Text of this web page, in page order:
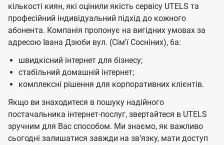
кількості киян, які оцінили якість сервісу UTELS та
професійний індивідуальний підхід до кожного
абонента. Компанія пропонує на вигідних умовах за
адресою Івана Дзюби вул. (Сім'ї Сосніних), 6а:
швидкісний інтернет для бізнесу;
стабільний домашній інтернет;
комплексні рішення для корпоративних клієнтів.
Якщо ви знаходитеся в пошуку надійного
постачальника інтернет-послуг, звертайтеся в UTELS
зручним для Вас способом. Ми знаємо, як важливо
сьогодні залишатися завжди на звʼязку, мати доступ